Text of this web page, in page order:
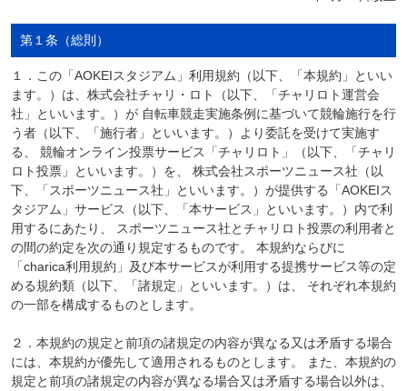
第１条（総則）
１．この「AOKEIスタジアム」利用規約（以下、「本規約」といい
ます。）は、株式会社チャリ・ロト（以下、「チャリロト運営会
社」といいます。）が 自転車競走実施条例に基づいて競輪施行を行
う者（以下、「施行者」といいます。）より委託を受けて実施す
る、 競輪オンライン投票サービス「チャリロト」（以下、「チャリ
ロト投票」といいます。）を、 株式会社スポーツニュース社（以
下、「スポーツニュース社」といいます。）が提供する「AOKEIス
タジアム」サービス（以下、「本サービス」といいます。）内で利
用するにあたり、 スポーツニュース社とチャリロト投票の利用者と
の間の約定を次の通り規定するものです。 本規約ならびに
「charica利用規約」及び本サービスが利用する提携サービス等の定
める規約類（以下、「諸規定」といいます。）は、 それぞれ本規約
の一部を構成するものとします。
２．本規約の規定と前項の諸規定の内容が異なる又は矛盾する場合
には、本規約が優先して適用されるものとします。 また、本規約の
規定と前項の諸規定の内容が異なる場合又は矛盾する場合以外は、